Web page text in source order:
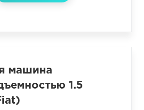
машина
1.5